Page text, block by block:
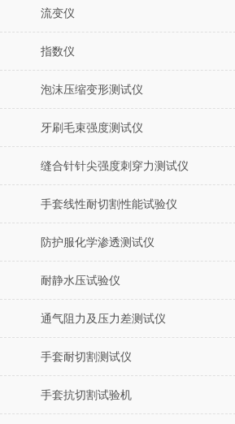
流变仪
指数仪
泡沫压缩变形测试仪
牙刷毛束强度测试仪
缝合针针尖强度刺穿力测试仪
手套线性耐切割性能试验仪
防护服化学渗透测试仪
耐静水压试验仪
通气阻力及压力差测试仪
手套耐切割测试仪
手套抗切割试验机